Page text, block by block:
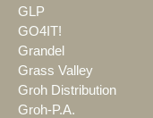
GLP
GO4IT!
Grandel
Grass Valley
Groh Distribution
Groh-P.A.